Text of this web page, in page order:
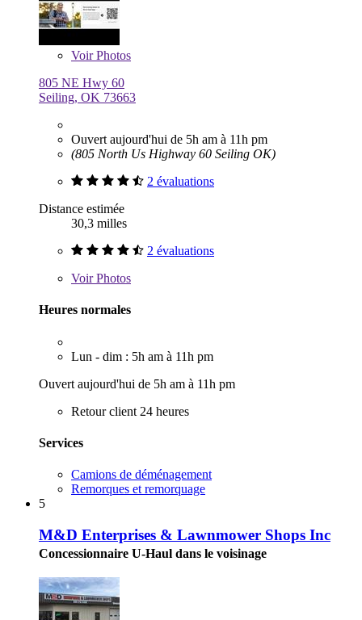
VoirPhotos
805 NE Hwy 60
Seiling, OK 73663
Ouvert aujourd'hui de 5h am à 11h pm
(805 North Us Highway 60 Seiling OK)
2 évaluations
Distance estimée
30,3 milles
2 évaluations
VoirPhotos
Heures normales
Lun - dim : 5h am à 11h pm
Ouvert aujourd'hui de 5h am à 11h pm
Retour client 24 heures
Services
Camions de déménagement
Remorques et remorquage
5
M&D Enterprises & Lawnmower Shops Inc
Concessionnaire U-Haul dans le voisinage